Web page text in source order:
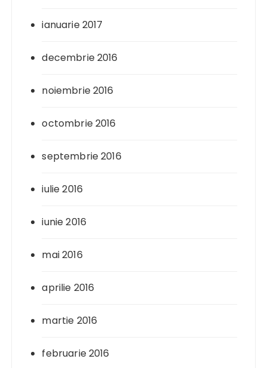
ianuarie 2017
decembrie 2016
noiembrie 2016
octombrie 2016
septembrie 2016
iulie 2016
iunie 2016
mai 2016
aprilie 2016
martie 2016
februarie 2016